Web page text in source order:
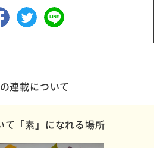
連載について
て「素」になれる場所